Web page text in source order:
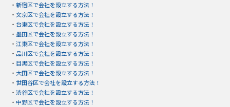
・ 新宿区で会社を設立する方法！
・ 文京区で会社を設立する方法！
・ 台東区で会社を設立する方法！
・ 墨田区で会社を設立する方法！
・ 江東区で会社を設立する方法！
・ 品川区で会社を設立する方法！
・ 目黒区で会社を設立する方法！
・ 大田区で会社を設立する方法！
・ 世田谷区で会社を設立する方法！
・ 渋谷区で会社を設立する方法！
・ 中野区で会社を設立する方法！